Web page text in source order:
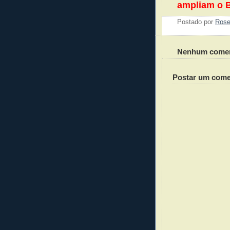
ampliam o
Postado por Rose
Nenhum
Postar um